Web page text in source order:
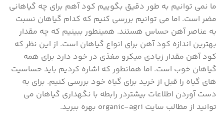
ما نمی توانیم به طور دقیق بگوییم کود آهم برای چه گیاهانی
مضر است. اما می توانیم بررسی کنیم که کدام گیاهان نسبت
به عناصر آهن حساس هستند. همینطور ببینیم که چه مقدار
بهترین اندازه کود آهن برای انواع گیاهان است. از این نظر که
کود آهن مقدار زیادی میکرو مغذی در خود دارد برای همه
گیاهان خوب است. اما همانطور که اشاره کردیم باید حساسیت
های گیاه را قبل از خرید برای گیاه خود بررسی کنیم. برای به
دست آوردن اطلاعات بیشتردر رابطه با نگهداری گیاهان می
توانید از مطالب سایت organic-agri بهره ببرید.